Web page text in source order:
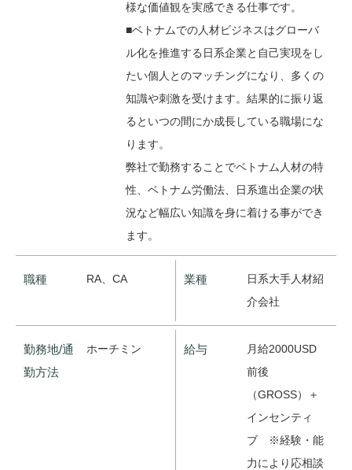
様な価値観を実感できる仕事です。
■ベトナムでの人材ビジネスはグローバ
ル化を推進する日系企業と自己実現をし
たい個人とのマッチングになり、多くの
知識や刺激を受けます。結果的に振り返
るといつの間にか成長している職場にな
ります。
弊社で勤務することでベトナム人材の特
性、ベトナム労働法、日系進出企業の状
況など幅広い知識を身に着ける事ができ
ます。
職種 RA、CA 業種
日系大手人材紹
介会社
勤務地/通
勤方法
ホーチミン 給与
月給2000USD
前後
（GROSS）＋
インセンティ
ブ ※経験・能
力により応相談